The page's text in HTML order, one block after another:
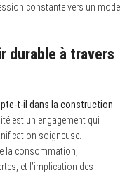
constante vers un mode
durable à travers
t-il dans la construction
est un engagement qui
soigneuse.
la consommation,
et l’implication des